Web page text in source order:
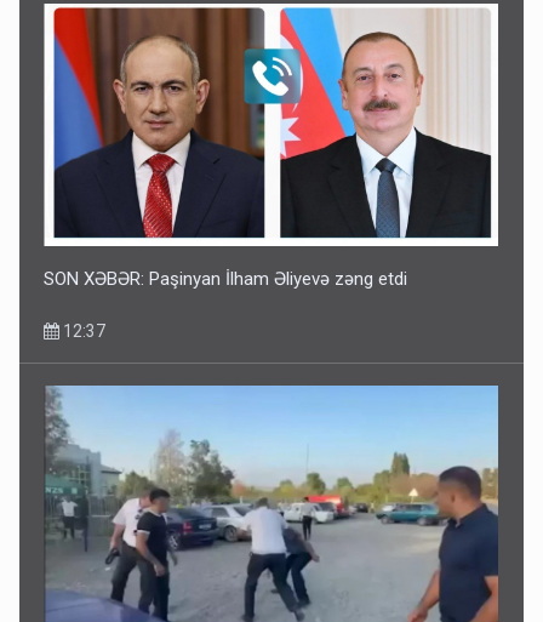
SON XƏBƏR: Paşinyan İlham Əliyevə zəng etdi
12:37